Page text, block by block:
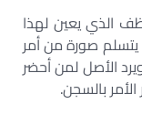
الذي يعين لهذا
صورة من أمر
الأصل لمن أحضر
بالسجن.